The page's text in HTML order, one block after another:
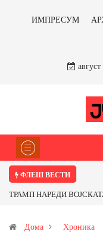
ИМПРЕСУМ
ФЛЕШ ВЕСТИ
НАРЕДИ ВОЈСКАТА ДА
и со антимонот?
Дома Хроника